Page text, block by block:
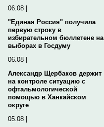
06.08 |
"Единая Россия" получила
первую строку в
избирательном бюллетене на
выборах в Госдуму
06.08 |
Александр Щербаков держит
на контроле ситуацию с
офтальмологической
помощью в Ханкайском
округе
05.08 |